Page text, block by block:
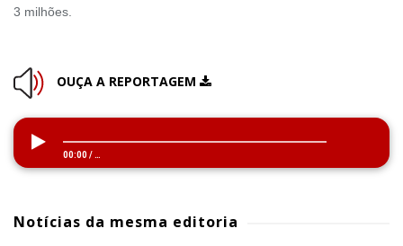
3 milhões.
OUÇA A REPORTAGEM
00:00/…
Notícias da mesma editoria